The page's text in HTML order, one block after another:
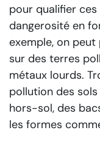
pour qualifier
dangerosité en
exemple, on
sur des terres
métaux lourds.
pollution des
hors-sol, des
les formes